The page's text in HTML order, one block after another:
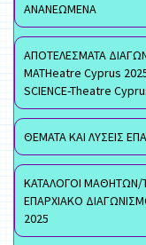
ΑΝΑΝΕΩΜΕΝΑ
ΑΠΟΤΕΛΕΣΜΑΤΑ
MATHeatre Cyprus
SCIENCE-Theatre
ΘΕΜΑΤΑ ΚΑΙ ΛΥΣΕΙΣ
ΚΑΤΑΛΟΓΟΙ
ΕΠΑΡΧΙΑΚΟ
2025